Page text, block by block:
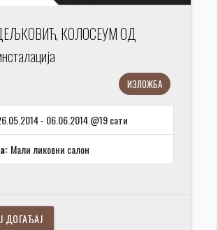
КОЛОСЕУМ ОД
ИЗЛОЖБА
- 06.06.2014 @19 сати
Мали ликовни салон
ДОГАЂАЈ